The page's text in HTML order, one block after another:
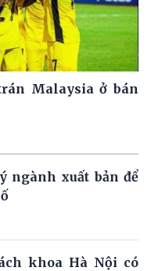
Malaysia ở bán
ngành xuất bản để
khoa Hà Nội có